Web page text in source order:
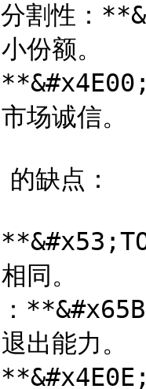
割性：
份额。
场诚信。
缺点：
同。
出能力。